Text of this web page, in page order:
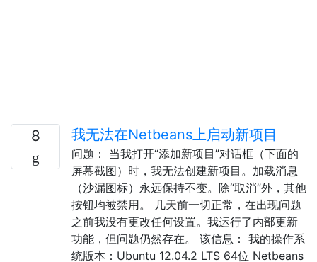
8 我无法在Netbeans上启动新项目
问题： 当我打开“添加新项目”对话框（下面的
屏幕截图）时，我无法创建新项目。加载消息
（沙漏图标）永远保持不变。除“取消”外，其他
按钮均被禁用。 几天前一切正常，在出现问题
之前我没有更改任何设置。我运行了内部更新
功能，但问题仍然存在。 该信息： 我的操作系
统版本：Ubuntu 12.04.2 LTS 64位 Netbeans